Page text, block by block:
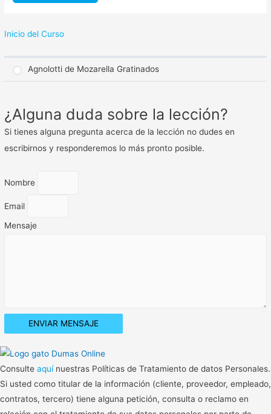
Inicio del Curso
Agnolotti de Mozarella Gratinados
¿Alguna duda sobre la lección?
Si tienes alguna pregunta acerca de la lección no dudes en
escribirnos y responderemos lo más pronto posible.
Nombre
Email
Mensaje
ENVIAR MENSAJE
Consulte aquí nuestras Políticas de Tratamiento de datos Personales.
Si usted como titular de la información (cliente, proveedor, empleado,
contratos, tercero) tiene alguna petición, consulta o reclamo en